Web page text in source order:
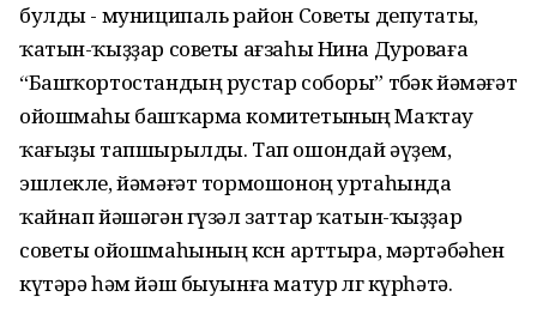
булды - муниципаль район Советы депутаты,
ҡатын-ҡыҙҙар советы ағзаһы Нина Дуроваға
“Башҡортостандың рустар соборы” төбәк йәмәғәт
ойошмаһы башҡарма комитетының Маҡтау
ҡағыҙы тапшырылды. Тап ошондай әүҙем,
эшлекле, йәмәғәт тормошоноң уртаһында
ҡайнап йәшәгән гүзәл заттар ҡатын-ҡыҙҙар
советы ойошмаһының көсөн арттыра, мәртәбәһен
күтәрә һәм йәш быуынға матур өлгө күрһәтә.